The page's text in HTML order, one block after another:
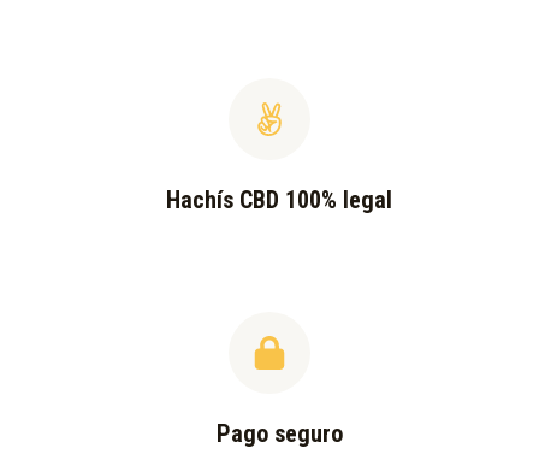
Hachís CBD 100% legal
Pago seguro